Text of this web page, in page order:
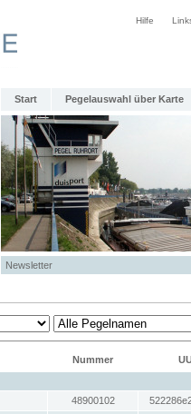
Hilfe
Start Pegelauswahl über Karte
Newsletter
Nummer
48900102